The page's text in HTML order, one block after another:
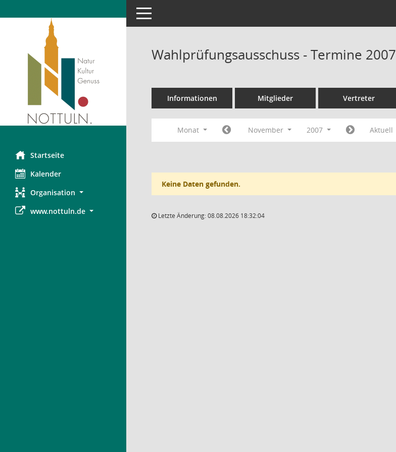
Startseite
Kalender
Organisation
www.nottuln.de
Toggle navigation
Wahlprüfungsausschuss - Termine 2007
Informationen Mitglieder Vertreter
Monat November 2007 Aktuell
Keine Daten gefunden.
Letzte Änderung: 08.08.2026 18:32:04